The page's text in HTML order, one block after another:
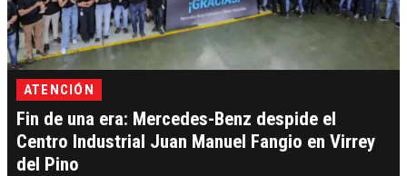
ATENCIÓN
Fin de una era: Mercedes-Benz despide el
Centro Industrial Juan Manuel Fangio en Virrey
del Pino